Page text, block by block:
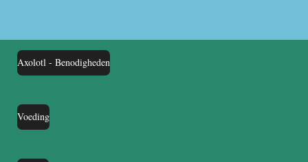
Axolotl - Benodigheden
Voeding